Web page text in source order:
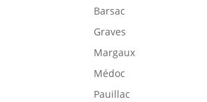
Barsac
Graves
Margaux
Médoc
Pauillac